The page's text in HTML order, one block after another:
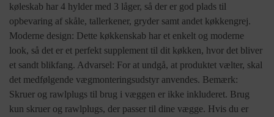
køleskab har 4 hylder med 3 låger, så der er god plads til
opbevaring af skåle, tallerkener, gryder samt andet køkkengrej.
Moderne design: Dette køkkenskab har et enkelt og moderne
look, så det er et perfekt supplement til dit køkken, hvor det bliver
et sandt blikfang. Advarsel: For at undgå, at produktet vælter, skal
det medfølgende vægmonteringsudstyr anvendes. Bemærk:
Skruer og rawlplugs til brug i væggen er ikke inkluderet. Brug
kun skruer og rawlplugs, der passer til dine vægge. Hvis du er